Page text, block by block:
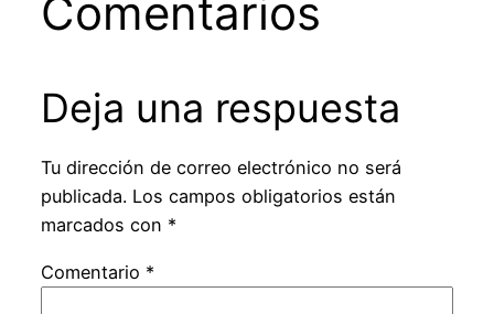
Comentarios
Deja una respuesta
Tu dirección de correo electrónico no será
publicada. Los campos obligatorios están
marcados con *
Comentario *